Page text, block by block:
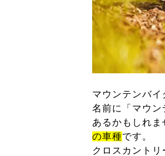
マウンテンバ
名前に「マウ
あるかもしれま
の車種です。
クロスカント